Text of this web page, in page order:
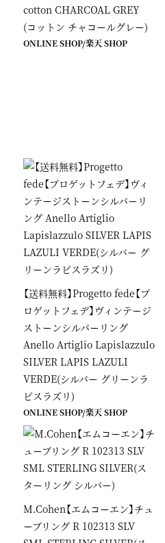
cotton CHARCOAL GREY
(コットン チャコールグレー)
ONLINE SHOP/楽天 SHOP
【送料無料】Progetto fede【プ
ロゲットフェデ】ヴィンテージ
ストーンシルバーリング
Anello Artiglio Lapislazzulo
SILVER LAPIS LAZULI
VERDE(シルバー グリーンラ
ピスラズリ)
ONLINE SHOP/楽天 SHOP
M.Cohen【エムコーエン】チュ
ーブリング R 102313 SLV